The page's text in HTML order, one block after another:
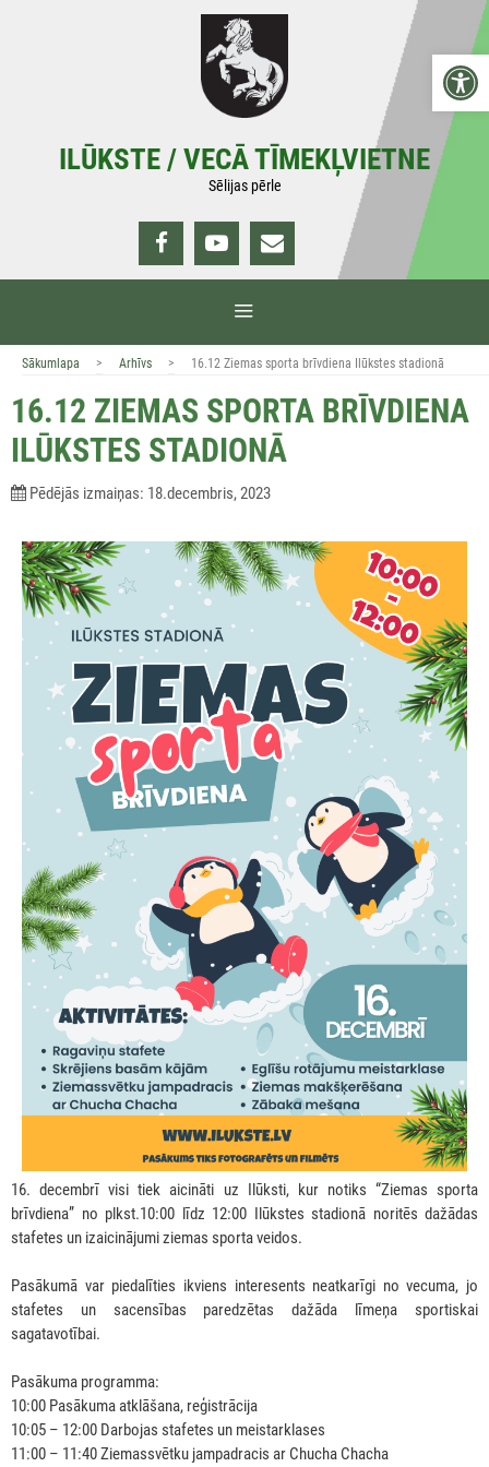
ILŪKSTE / VECĀ TĪMEKĻVIETNE
Sēlijas pērle
Sākumlapa > Arhīvs > 16.12 Ziemas sporta brīvdiena Ilūkstes stadionā
16.12 ZIEMAS SPORTA BRĪVDIENA
ILŪKSTES STADIONĀ
Pēdējās izmaiņas: 18.decembris, 2023
16. decembrī visi tiek aicināti uz Ilūksti, kur notiks “Ziemas sporta
brīvdiena” no plkst.10:00 līdz 12:00 Ilūkstes stadionā noritēs dažādas
stafetes un izaicinājumi ziemas sporta veidos.
Pasākumā var piedalīties ikviens interesents neatkarīgi no vecuma, jo
stafetes un sacensības paredzētas dažāda līmeņa sportiskai
sagatavotībai.
Pasākuma programma:
10:00 Pasākuma atklāšana, reģistrācija
10:05 – 12:00 Darbojas stafetes un meistarklases
11:00 – 11:40 Ziemassvētku jampadracis ar Chucha Chacha